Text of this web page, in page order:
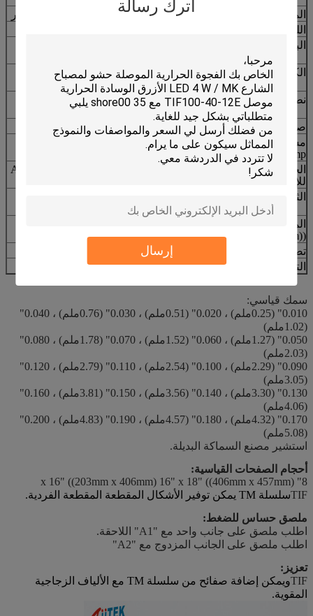
اترك رسالة
إرسال
الممتلكات
القيمة
طريقة الاختبار
اللون
البناء والتكوين
الكثافة 2.1 غرام/سم3
D297
نطاق السماكة
0.01" ((0.25ملم) ~ 0.200"
((5.0ملم)
صلابة 27±5 الشاطئ 00
الصينية
مستمرة استخدام
Temp
-40 إلى 160 درجة مئوية
الجهد الاضطلاعي
للإنقطاع
الصيغة ASTM
الثابت الكهربائي
المقاومة الحجمية
((Ohm-cm)
12
تصنيف الحريق
التوصيل الحراري
1.2W/m-K
سمك قياسي:
0.010" (0.25ملم) ، 0.020" (0.51ملم) ، 0.030" (0.76ملم) ، 0.040"
(1.02ملم)
0.050" (1.27ملم) ، 0.060" (1.52ملم) ، 0.070" (1.78ملم) ، 0.080"
(2.03ملم)
0.090" (2.29ملم) ، 0.100" (2.54ملم) ، 0.110" (2.79ملم) ، 0.120"
(3.05ملم)
0.130" (3.30ملم) ، 0.140" (3.56ملم) ، 0.150" (3.81ملم) ، 0.160"
(4.06ملم)
0.170" (4.32ملم) ، 0.180" (4.57ملم) ، 0.190" (4.83ملم) ، 0.200"
(5.08ملم)
استشير مصنع السماكة البديلة.
أحجام الصفحات القياسية:
8" x 16" ((203mm x 406mm) 16" x 18" ((406mm x 457mm)
TIFسلسلة TM يمكن توفير الأشكال المقطعة المقطعة الفردية.
ملصق حساس للضغط:
اطلب ملصق على جانب واحد مع "A1" اللاحقة.
اطلب ملصق على الجانب المزدوج مع "A2"
تعزيز:
TIF
ويمكن إضافة صفائح من سلسلة TM مع الألياف الزجاجية
المقوية.